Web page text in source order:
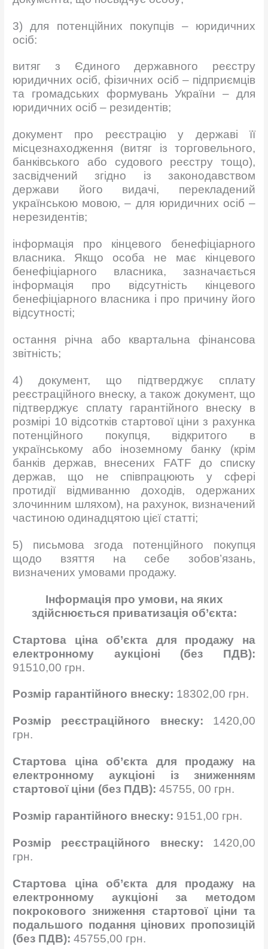
3) для потенційних покупців – юридичних
осіб:
витяг з Єдиного державного реєстру
юридичних осіб, фізичних осіб – підприємців
та громадських формувань України – для
юридичних осіб – резидентів;
документ про реєстрацію у державі її
місцезнаходження (витяг із торговельного,
банківського або судового реєстру тощо),
засвідчений згідно із законодавством
держави його видачі, перекладений
українською мовою, – для юридичних осіб –
нерезидентів;
інформація про кінцевого бенефіціарного
власника. Якщо особа не має кінцевого
бенефіціарного власника, зазначається
інформація про відсутність кінцевого
бенефіціарного власника і про причину його
відсутності;
остання річна або квартальна фінансова
звітність;
4) документ, що підтверджує сплату
реєстраційного внеску, а також документ, що
підтверджує сплату гарантійного внеску в
розмірі 10 відсотків стартової ціни з рахунка
потенційного покупця, відкритого в
українському або іноземному банку (крім
банків держав, внесених FATF до списку
держав, що не співпрацюють у сфері
протидії відмиванню доходів, одержаних
злочинним шляхом), на рахунок, визначений
частиною одинадцятою цієї статті;
5) письмова згода потенційного покупця
щодо взяття на себе зобов’язань,
визначених умовами продажу.
Інформація про умови, на яких
здійснюється приватизація об’єкта:
Стартова ціна об’єкта для продажу на
електронному аукціоні (без ПДВ):
91510,00 грн.
Розмір гарантійного внеску: 18302,00 грн.
Розмір реєстраційного внеску: 1420,00
грн.
Стартова ціна об’єкта для продажу на
електронному аукціоні із зниженням
стартової ціни (без ПДВ):45755, 00 грн.
Розмір гарантійного внеску: 9151,00 грн.
Розмір реєстраційного внеску: 1420,00
грн.
Стартова ціна об’єкта для продажу на
електронному аукціоні за методом
покрокового зниження стартової ціни та
подальшого подання цінових пропозицій
(без ПДВ):45755,00 грн.